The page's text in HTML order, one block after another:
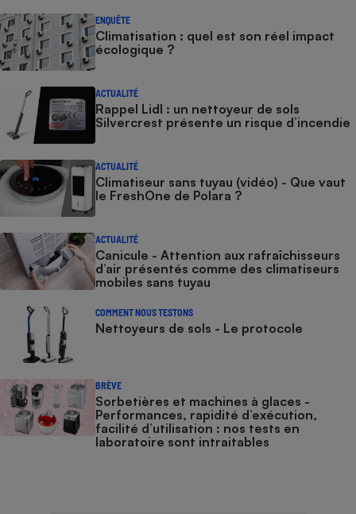
ENQUÊTE
Climatisation : quel est son réel impact
écologique ?
ACTUALITÉ
Rappel Lidl : un nettoyeur de sols
Silvercrest présente un risque d’incendie
ACTUALITÉ
Climatiseur sans tuyau (vidéo) - Que vaut
le FreshOne de Polara ?
ACTUALITÉ
Canicule - Attention aux rafraîchisseurs
d’air présentés comme des climatiseurs
mobiles sans tuyau
COMMENT NOUS TESTONS
Nettoyeurs de sols - Le protocole
BRÈVE
Sorbetières et machines à glaces​​​​​​ -
Performances, rapidité d’exécution,
facilité d’utilisation : nos tests en
laboratoire sont intraitables